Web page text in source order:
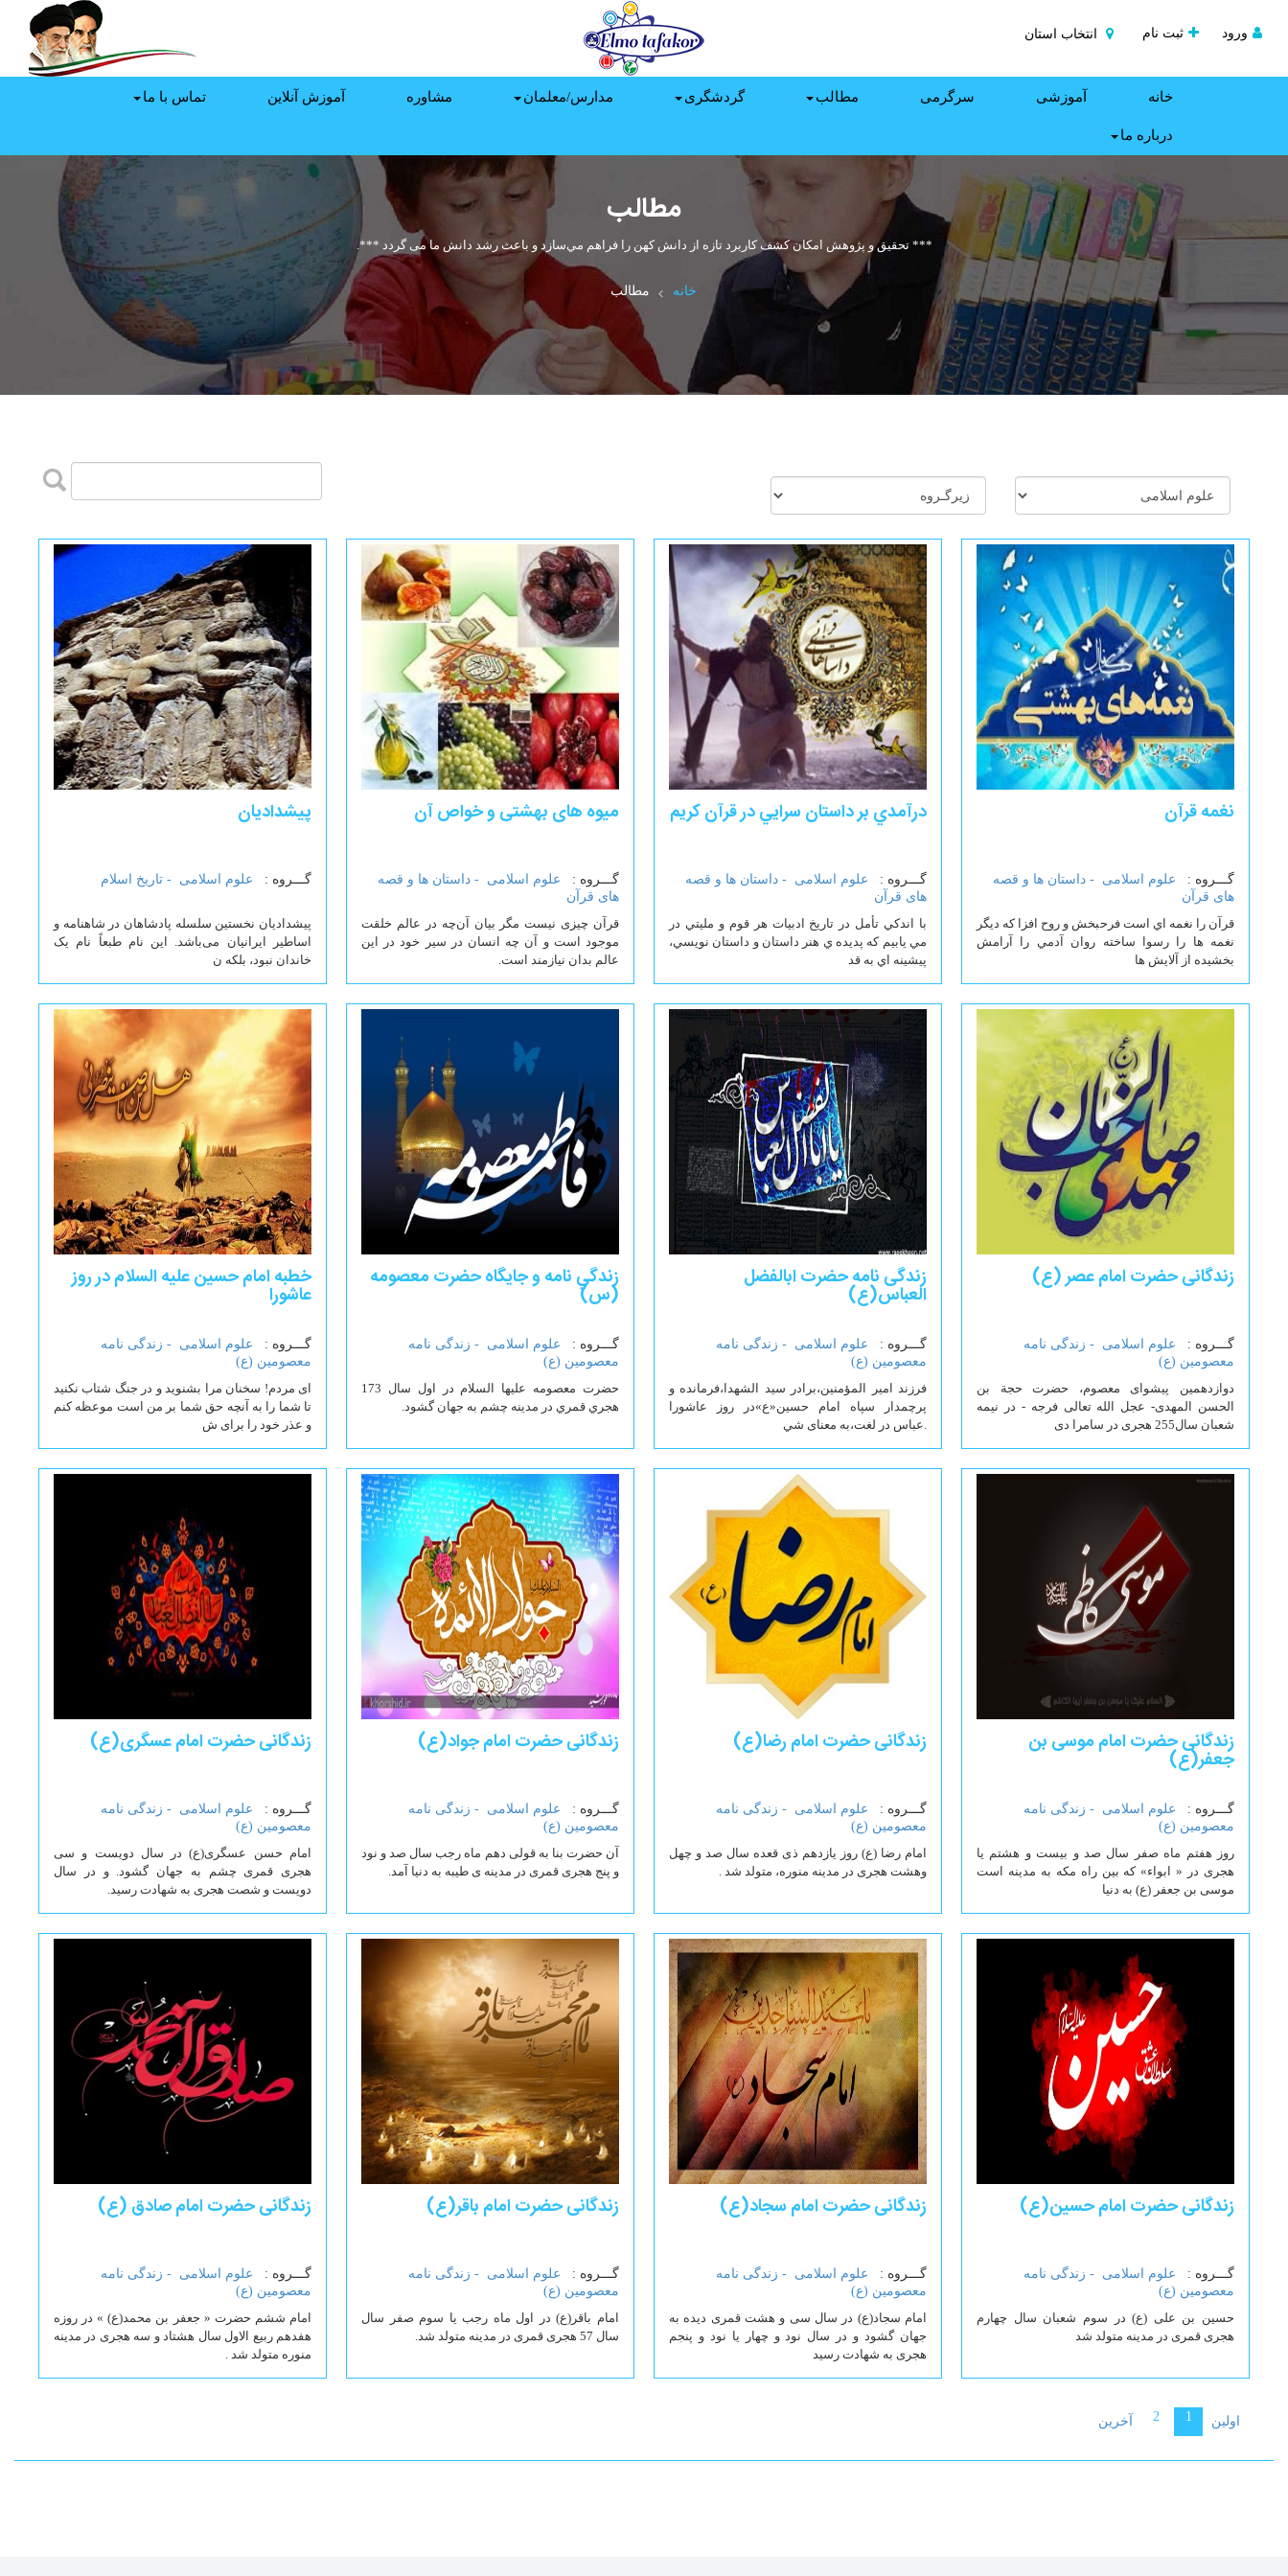
ورود ثبت نام انتخاب استان
خانه آموزشی سرگرمی مطالب گردشگری مدارس/معلمان مشاوره آموزش آنلاین تماس با ما
درباره ما
مطالب
*** تحقیق و پژوهش امكان كشف كاربرد تازه از دانش كهن را فراهم مي‌سازد و باعث رشد دانش ما می گردد ***.
خانه مطالب
پیشدادیان
گـــروه : علوم اسلامی - تاریخ اسلام
پیشدادیان نخستین سلسله پادشاهان در شاهنامه و
اساطیر ایرانیان می‌باشد. این نام طبعاً نام یک
خاندان نبود، بلکه ن
میوه های بهشتی و خواص آن
گـــروه : علوم اسلامی - داستان ها و قصه
های قرآن
قرآن چیزی نیست مگر بیان آن‌چه در عالم خلقت
موجود است و آن چه انسان در سیر خود در این
عالم بدان نیازمند است.
درآمدي بر داستان سرايي در قرآن كريم
گـــروه : علوم اسلامی - داستان ها و قصه
های قرآن
با اندكي تأمل در تاريخ ادبيات هر قوم و مليتي در
مي يابيم كه پديده ي هنر داستان و داستان نويسي،
پيشينه اي به قد
نغمه قرآن
گـــروه : علوم اسلامی - داستان ها و قصه
های قرآن
قرآن را نغمه اي است فرحبخش و روح افزا كه ديگر
نغمه ها را رسوا ساخته روان آدمي را آرامش
بخشيده از آلايش ها
خطبه امام حسین علیه السلام در روز
عاشورا
گـــروه : علوم اسلامی - زندگی نامه
معصومین (ع)
ای مردم! سخنان مرا بشنوید و در جنگ شتاب نکنید
تا شما را به آنچه حق شما بر من است موعظه کنم
و عذر خود را برای ش
زندگي نامه و جایگاه حضرت معصومه
(س)
گـــروه : علوم اسلامی - زندگی نامه
معصومین (ع)
حضرت معصومه عليها السلام در اول سال 173
هجري قمري در مدينه چشم به جهان گشود.
زندگی نامه حضرت ابالفضل
العباس(ع)
گـــروه : علوم اسلامی - زندگی نامه
معصومین (ع)
فرزند امير المؤمنين،برادر سيد الشهدا،فرمانده و
پرچمدار سپاه امام حسين«ع»در روز عاشورا
.عباس در لغت،به معناى شي
زندگانی حضرت امام عصر (ع)
گـــروه : علوم اسلامی - زندگی نامه
معصومین (ع)
دوازدهمین پیشواى معصوم، حضرت حجة بن
الحسن المهدى- عجل الله تعالى فرجه - در نیمه
شعبان سال255 هجرى در سامرا دی
زندگانی حضرت امام عسگری(ع)
گـــروه : علوم اسلامی - زندگی نامه
معصومین (ع)
امام حسن عسگری(ع) در سال دویست و سی
هجری قمری چشم به جهان گشود. و در سال
دویست و شصت هجری به شهادت رسید.
زندگانی حضرت امام جواد(ع)
گـــروه : علوم اسلامی - زندگی نامه
معصومین (ع)
آن حضرت بنا به قولی دهم ماه رجب سال صد و نود
و پنج هجری قمری در مدینه ی طیبه به دنیا آمد.
زندگانی حضرت امام رضا(ع)
گـــروه : علوم اسلامی - زندگی نامه
معصومین (ع)
امام رضا (ع) روز یازدهم ذی قعده سال صد و چهل
وهشت هجری در مدینه منوره، متولد شد .
زندگانی حضرت امام موسی بن
جعفر(ع)
گـــروه : علوم اسلامی - زندگی نامه
معصومین (ع)
روز هفتم ماه صفر سال صد و بیست و هشتم یا
هجری در « ابواء» که بین راه مکه به مدینه است
موسی بن جعفر (ع) به دنیا
زندگانی حضرت امام صادق (ع)
گـــروه : علوم اسلامی - زندگی نامه
معصومین (ع)
امام ششم حضرت « جعفر بن محمد(ع) » در روزه
هفدهم ربیع الاول سال هشتاد و سه هجری در مدینه
منوره متولد شد .
زندگانی حضرت امام باقر(ع)
گـــروه : علوم اسلامی - زندگی نامه
معصومین (ع)
امام باقر(ع) در اول ماه رجب یا سوم صفر سال
سال 57 هجری قمری در مدینه متولد شد.
زندگانی حضرت امام سجاد(ع)
گـــروه : علوم اسلامی - زندگی نامه
معصومین (ع)
امام سجاد(ع) در سال سی و هشت قمری دیده به
جهان گشود و در سال نود و چهار یا نود و پنجم
هجری به شهادت رسید
زندگانی حضرت امام حسین(ع)
گـــروه : علوم اسلامی - زندگی نامه
معصومین (ع)
حسین بن علی (ع) در سوم شعبان سال چهارم
هجری قمری در مدینه متولد شد
اولین 1
2 آخرین